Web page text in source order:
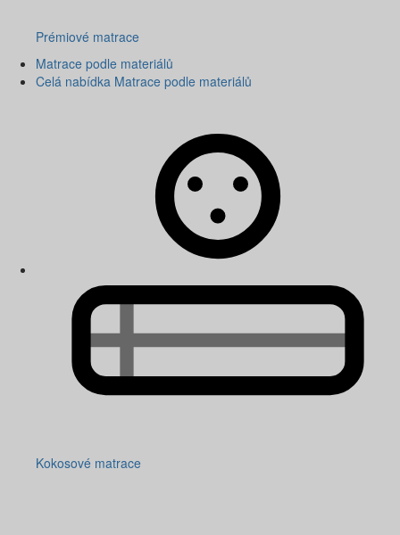
Prémiové matrace
Matrace podle materiálů
Celá nabídka Matrace podle materiálů
Kokosové matrace